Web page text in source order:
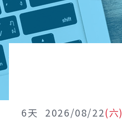
2026/08/22(六)
6天